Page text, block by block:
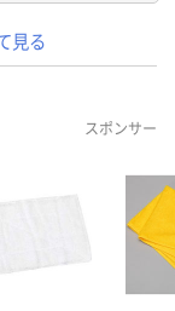
見る
スポンサー